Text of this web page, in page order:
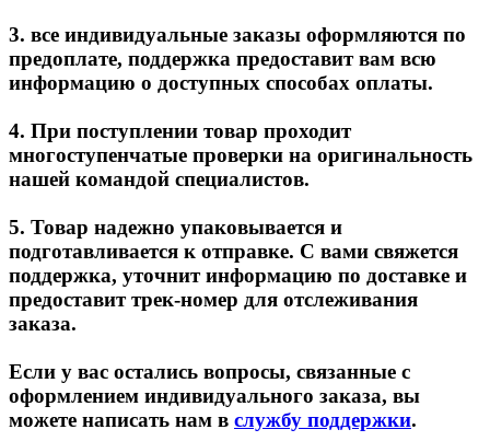
3. все индивидуальные заказы оформляются по
предоплате, поддержка предоставит вам всю
информацию о доступных способах оплаты.
4. При поступлении товар проходит
многоступенчатые проверки на оригинальность
нашей командой специалистов.
5. Товар надежно упаковывается и
подготавливается к отправке. С вами свяжется
поддержка, уточнит информацию по доставке и
предоставит трек-номер для отслеживания
заказа.
Если у вас остались вопросы, связанные с
оформлением индивидуального заказа, вы
можете написать нам в службу поддержки.